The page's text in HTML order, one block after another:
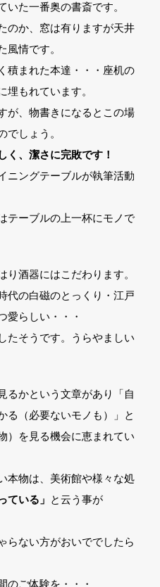
いた一番奥の書斎です。
のか、窓は有りますが天井
風情です。
積まれた本達・・・座机の
埋もれています。
が、物書きになるとこの場
でしょう。
く、潔さに完敗です！
ニングテーブルが執筆活動
テーブルの上一杯にモノで
り酒器にはこだわります。
代の白磁のとっくり・江戸
愛らしい・・・
たそうです。うらやましい
るかという文章があり「自
る（必要ないモノも）」と
）を見る機会に恵まれてい
本物は、美術館や様々な処
ている」 と云う事が
らない方がおいででしたら
のご体験を・・・